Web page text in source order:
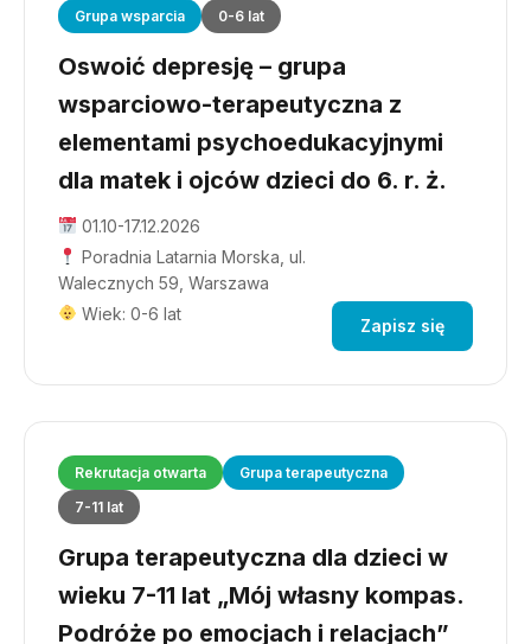
Grupa wsparcia
0-6 lat
Oswoić depresję – grupa
wsparciowo-terapeutyczna z
elementami psychoedukacyjnymi
dla matek i ojców dzieci do 6. r. ż.
01.10-17.12.2026
Poradnia Latarnia Morska, ul.
Walecznych 59, Warszawa
Wiek: 0-6 lat
Zapisz się
Rekrutacja otwarta
Grupa terapeutyczna
7-11 lat
Grupa terapeutyczna dla dzieci w
wieku 7-11 lat „Mój własny kompas.
Podróże po emocjach i relacjach”